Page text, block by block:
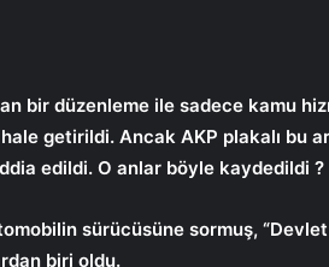
bir düzenleme ile sadece kamu
hale getirildi. Ancak AKP plakalı bu
edildi. O anlar böyle kaydedildi ?
sürücüsüne sormuş,
biri oldu.